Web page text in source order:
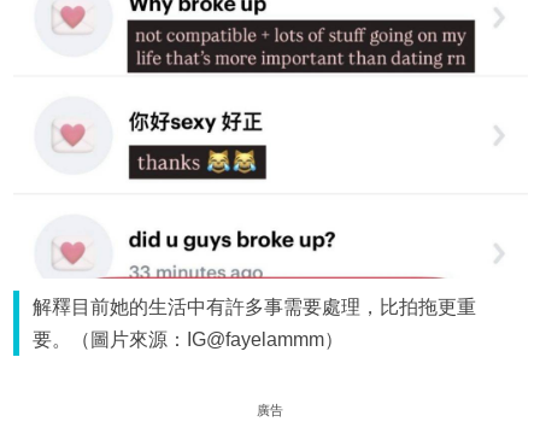
解釋目前她的生活中有許多事需要處理，比拍拖更重
要。（圖片來源：IG@fayelammm）
廣告